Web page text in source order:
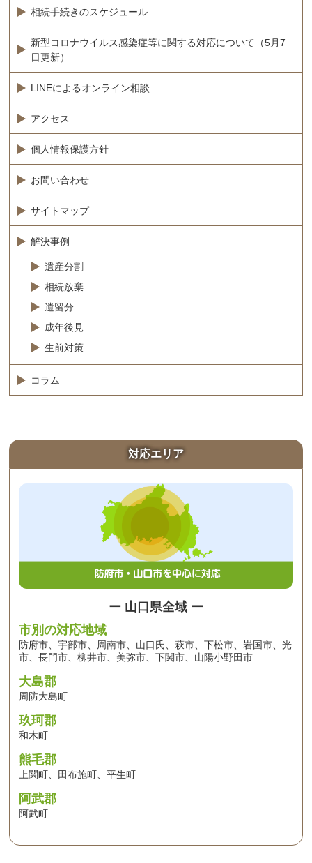
相続手続きのスケジュール
新型コロナウイルス感染症等に関する対応について（5月7
日更新）
LINEによるオンライン相談
アクセス
個人情報保護方針
お問い合わせ
サイトマップ
解決事例
遺産分割
相続放棄
遺留分
成年後見
生前対策
コラム
対応エリア
ー 山口県全域 ー
市別の対応地域
防府市、宇部市、周南市、山口氏、萩市、下松市、岩国市、光
市、長門市、柳井市、美弥市、下関市、山陽小野田市
大島郡
周防大島町
玖珂郡
和木町
熊毛郡
上関町、田布施町、平生町
阿武郡
阿武町